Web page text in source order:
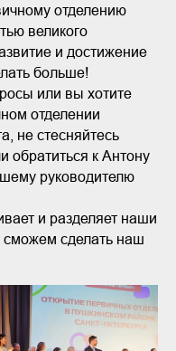
отделению
великого
и достижение
больше!
или вы хотите
отделении
не стесняйтесь
обратиться к Антону
руководителю
и разделяет наши
сделать наш